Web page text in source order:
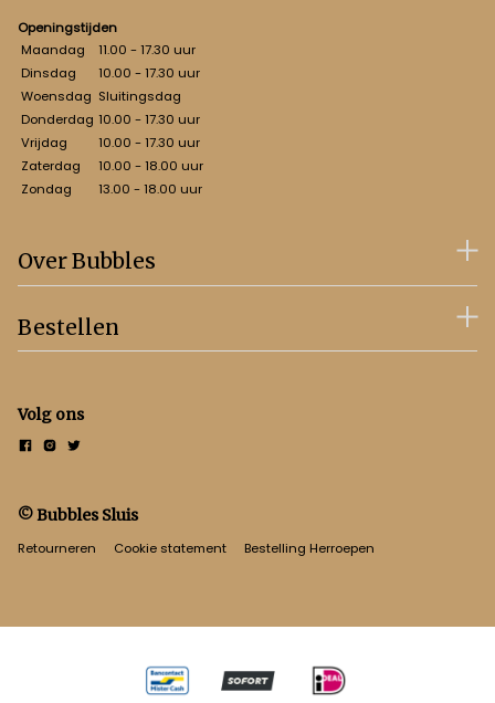
Openingstijden
Maandag
11.00 - 17.30 uur
Dinsdag
10.00 - 17.30 uur
Woensdag Sluitingsdag
Donderdag 10.00 - 17.30 uur
Vrijdag
10.00 - 17.30 uur
Zaterdag
10.00 - 18.00 uur
Zondag
13.00 - 18.00 uur
Over Bubbles
Bestellen
Volg ons
© Bubbles Sluis
Retourneren Cookie statement Bestelling Herroepen